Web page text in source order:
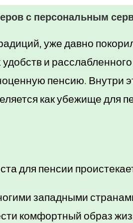
с персональным
уже давно
и
пенсию. Внутри
как убежище для
для пенсии
западными
комфортный образ